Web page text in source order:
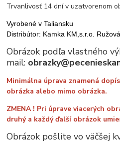
Trvanlivosť 14 dní v uzatvorenom
Vyrobené v Taliansku
Distribútor: Kamka KM,s.r.o.
Obrázok podľa vlastného
mail:
Minimálna úprava znamená
obrázka alebo mimo obrázka.
ZMENA ! Pri úprave viacerých
druhý a každý ďalší obrázok
Obrázok pošlite vo väčšej